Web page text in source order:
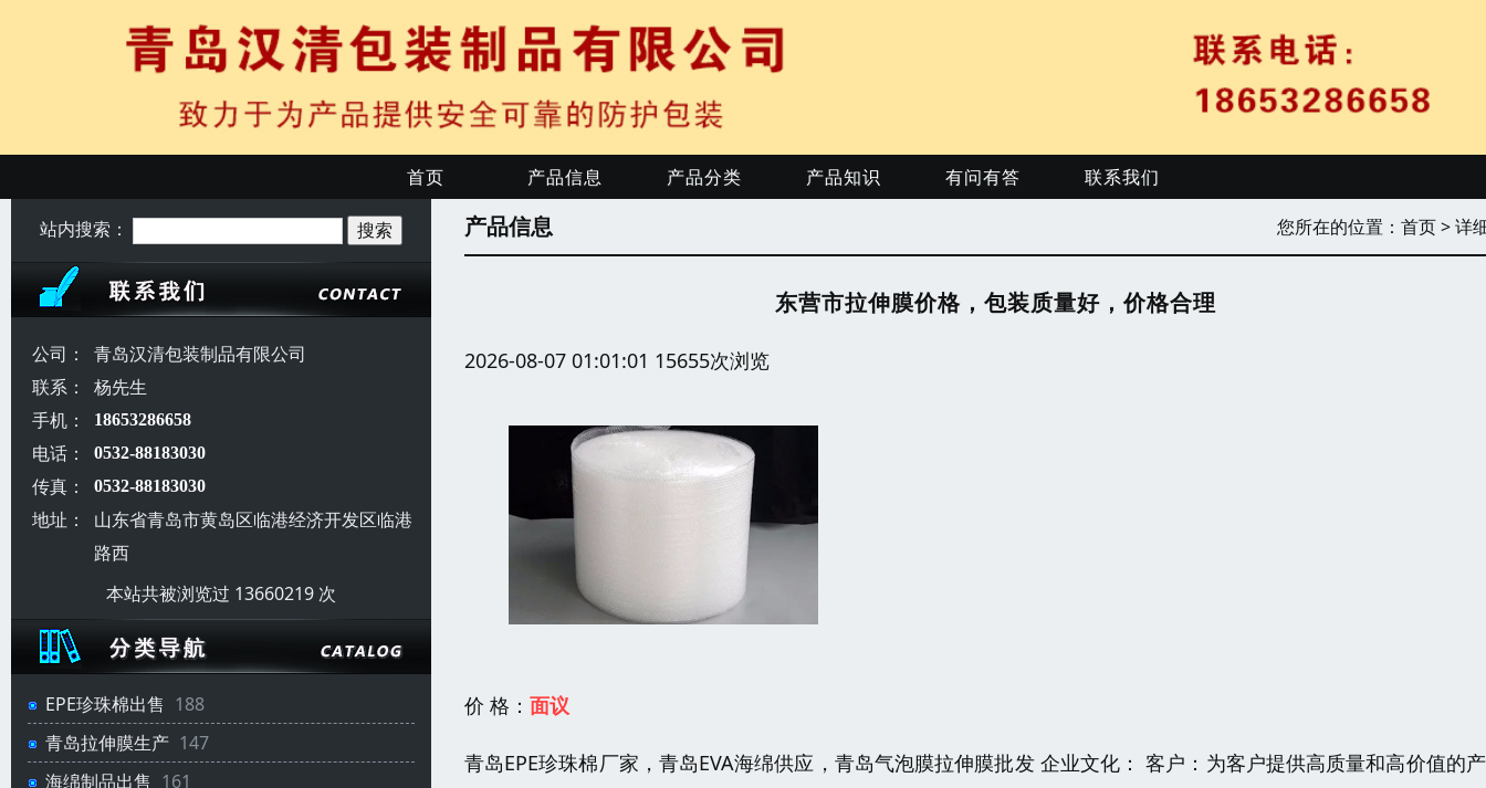
首页 产品信息 产品分类 产品知识 有问有答 联系我们
站内搜索：
公司：
青岛汉清包装制品有限公司
联系：
杨先生
手机：
18653286658
电话： 0532-88183030
传真： 0532-88183030
地址：
山东省青岛市黄岛区临港经济开发区临港
路西
本站共被浏览过 13660219 次
EPE珍珠棉出售 188
青岛拉伸膜生产 147
海绵制品出售 161
产品信息 您所在的位置： 首页> 详
东营市拉伸膜价格，包装质量好，价格合理
2026-08-07 01:01:01 15655次浏览
价 格： 面议
青岛EPE珍珠棉厂家，青岛EVA海绵供应，青岛气泡膜拉伸膜批发 企业文化： 客户：为客户提供高质量和高价值的